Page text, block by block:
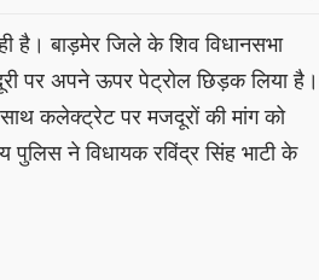
है। बाड़मेर जिले के शिव विधानसभा
पर अपने ऊपर पेट्रोल छिड़क लिया है।
कलेक्ट्रेट पर मजदूरों की मांग को
ने विधायक रविंद्र सिंह भाटी के